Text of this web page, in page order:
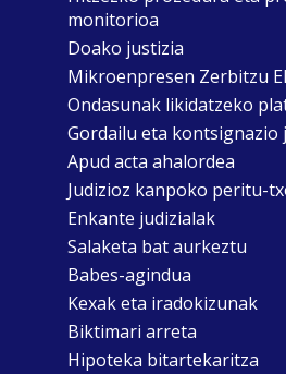
monitorioa
Doako justizia
Mikroenpresen Zerbitzu
Ondasunak likidatzeko
Gordailu eta kontsignazio
Apud acta ahalordea
Judizioz kanpoko peritu-
Enkante judizialak
Salaketa bat aurkeztu
Babes-agindua
Kexak eta iradokizunak
Biktimari arreta
Hipoteka bitartekaritza